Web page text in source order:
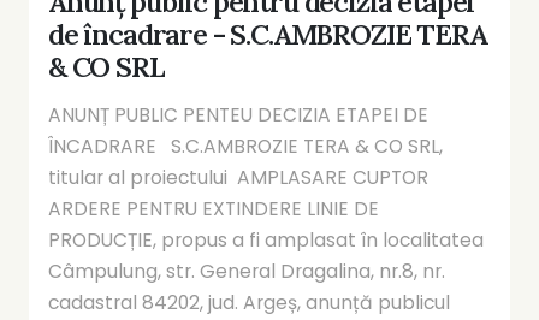
de încadrare - S.C.AMBROZIE TERA
& CO SRL
ANUNȚ PUBLIC PENTEU DECIZIA ETAPEI DE
ÎNCADRARE S.C.AMBROZIE TERA & CO SRL,
titular al proiectului AMPLASARE CUPTOR
ARDERE PENTRU EXTINDERE LINIE DE
PRODUCȚIE, propus a fi amplasat în localitatea
Câmpulung, str. General Dragalina, nr.8, nr.
cadastral 84202, jud. Argeș, anunță publicul